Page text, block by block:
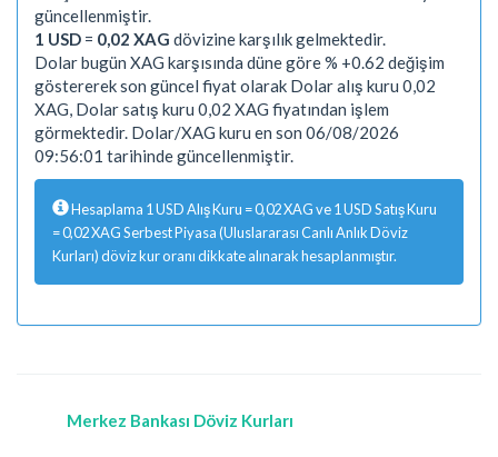
güncellenmiştir.
1 USD = 0,02 XAG dövizine karşılık gelmektedir.
Dolar bugün XAG karşısında düne göre % +0.62 değişim
göstererek son güncel fiyat olarak Dolar alış kuru 0,02
XAG, Dolar satış kuru 0,02 XAG fiyatından işlem
görmektedir. Dolar/XAG kuru en son 06/08/2026
09:56:01 tarihinde güncellenmiştir.
Hesaplama 1 USD Alış Kuru = 0,02 XAG ve 1 USD Satış Kuru
= 0,02 XAG Serbest Piyasa (Uluslararası Canlı Anlık Döviz
Kurları) döviz kur oranı dikkate alınarak hesaplanmıştır.
Merkez Bankası Döviz Kurları